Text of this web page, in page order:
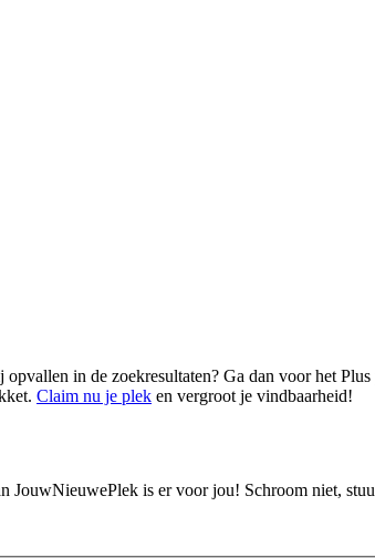
in de zoekresultaten? Ga dan voor het
Claim nu je plek en vergroot je vindbaarheid!
JouwNieuwePlek is er voor jou! Schroom niet,